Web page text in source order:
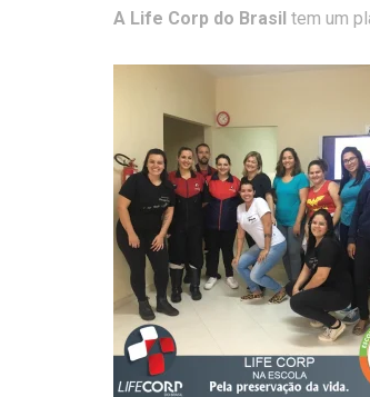
A Life Corp do Brasil tem um